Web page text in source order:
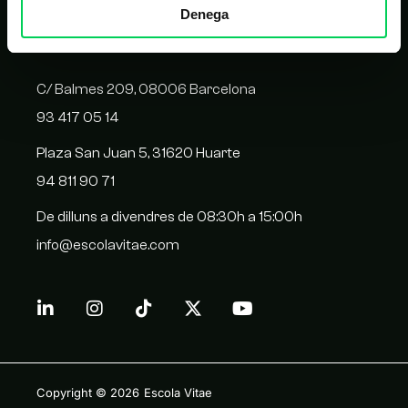
Denega
CONTACTE
C/ Balmes 209, 08006 Barcelona
93 417 05 14
Plaza San Juan 5, 31620 Huarte
94 811 90 71
De dilluns a divendres de 08:30h a 15:00h
info@escolavitae.com
Copyright © 2026 Escola Vitae